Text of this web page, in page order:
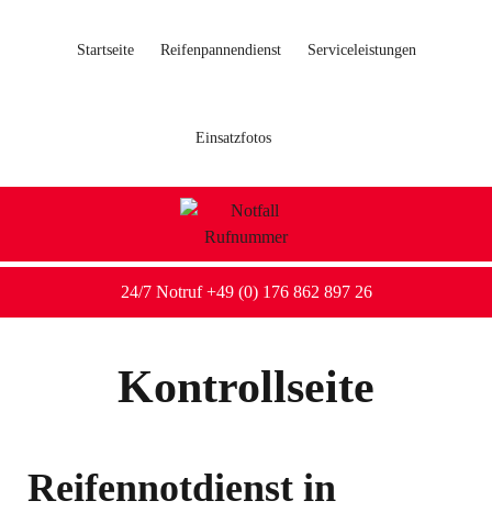
Startseite Reifenpannendienst Serviceleistungen
Einsatzfotos
24/7 Notruf +49 (0) 176 862 897 26
Kontrollseite
Reifennotdienst in